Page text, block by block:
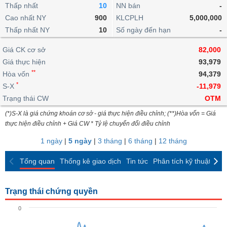
lỗ
dịch
nội
Niên
giám
Tài
liệu
cổ
Định
giá
ngoài
doanh
Top
cổ
phiếu
ngành
giao
dịch
dịch
Chứng
quyền
quan
Thống
giao
dịch
Thống
giao
dịch
Tin
tức
Phân
tích
kỹ
thuật
trực
tuyến
Bộ
lọc
cổ
So
sánh
Báo
cáo
Vĩ
mô
lai
Chứng
quyền
Trái
phiếu
IR
Awards
tạo
Dịch
vụ
Thấp nhất
10
Cao nhất NY
900
Thấp nhất NY
10
NN bán
-
KLCPLH
5,000,000
Số ngày đến hạn
-
Giá CK cơ sở
82,000
Giá thực hiện
93,979
Hòa vốn **
94,379
S-X *
-11,979
Trạng thái CW
OTM
(*)S-X là giá chứng khoán cơ sở - giá thực hiện điều chỉnh; (**)Hòa vốn = Giá
thực hiện điều chỉnh + Giá CW * Tỷ lệ chuyển đổi điều chỉnh
1 ngày| 5 ngày| 3 tháng | 6 tháng | 12 tháng
Tổng quan Thống kê giao dịch Tin tức Phân tích kỹ thuật
Trạng thái chứng quyền
0
BẤT
ĐỘNG
SẢN
TÀI
CHÍNH
HÀNG
KINH